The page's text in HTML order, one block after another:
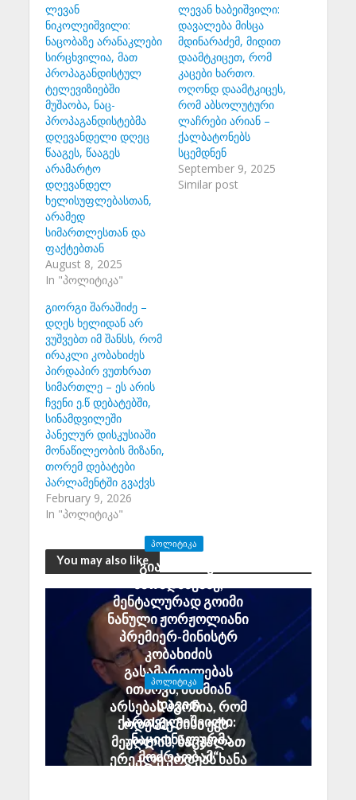
ლევან
ნიკოლეიშვილი:
ნაცობაზე არანაკლები
სირცხვილია, მათ
პროპაგანდისტულ
ტელევიზიებში
მუშაობა, ნაც-
პროპაგანდისტებმა
დღევანდელი დღეც
წააგეს, წააგეს
არამარტო
დღევანდელ
ხელისუფლებასთან,
არამედ
სიმართლესთან და
ფაქტებთან
August 8, 2025
In "პოლიტიკა"
ლევან ხაბეიშვილი:
დავალება მისცა
მდინარაძემ, მიდით
დაამტკიცეთ, რომ
კაცები ხართო.
ოღონდ დაამტკიცეს,
რომ აბსოლუტური
ლაჩრები არიან –
ქალბატონებს
სცემდნენ
September 9, 2025
Similar post
გიორგი შარაშიძე –
დღეს ხელიდან არ
ვუშვებთ იმ შანსს, რომ
ირაკლი კობახიძეს
პირდაპირ ვუთხრათ
სიმართლე – ეს არის
ჩვენი ე.წ დებატებში,
სინამდვილეში
პანელურ დისკუსიაში
მონაწილეობის მიზანი,
თორემ დებატები
პარლამენტში გვაქვს
February 9, 2026
In "პოლიტიკა"
You may also like
ᲞᲝᲚᲘᲢᲘᲙᲐ
გია აბაშიძე:
მენტალურად გოიმი
ნანული ჟორჟოლიანი
პრემიერ-მინისტრ
კობახიძის
გასამართლებას
ითხოვს; შხამიან
არსებას ჰგონია, რომ
ოდესმე მისი ექს-
მეუღლის, ნაცჯალათ
ერეკლე კოდუას ხანა
ᲞᲝᲚᲘᲢᲘᲙᲐ
დავით
ქართველიშვილი:
„ნაციონალურმა
მოძრაობამ“